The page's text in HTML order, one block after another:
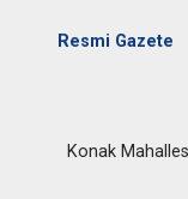
Resmi Gazete
Konak